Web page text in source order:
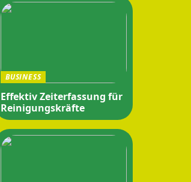
BUSINESS
Effektiv Zeiterfassung für
Reinigungskräfte